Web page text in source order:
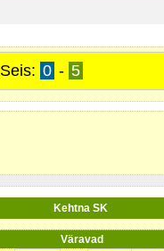
Seis: 0 - 5
Kehtna SK
Väravad